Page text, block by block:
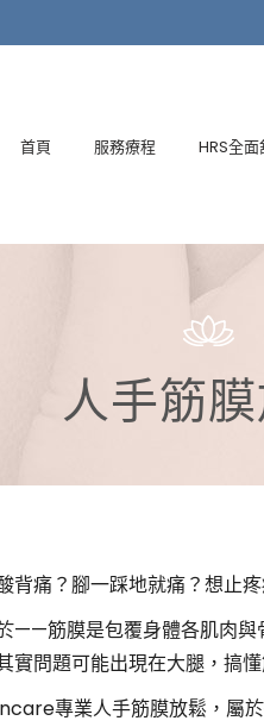
首頁 服務療程 HRS全
人手筋
背痛？腳一踩地就痛？想止
——筋膜是包覆身體各肌肉與
實問題可能出現在大腿，搞
專業人手筋膜放鬆，屬